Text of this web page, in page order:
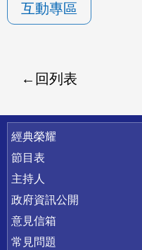
互動專區
回列表
快速連結
經典榮耀
節目表
主持人
政府資訊公開
意見信箱
常見問題